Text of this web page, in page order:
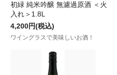
初緑 純米吟醸 無濾過原酒 ＜火
入れ＞1.8L
4,200円(税込)
ワイングラスで美味しいお酒！